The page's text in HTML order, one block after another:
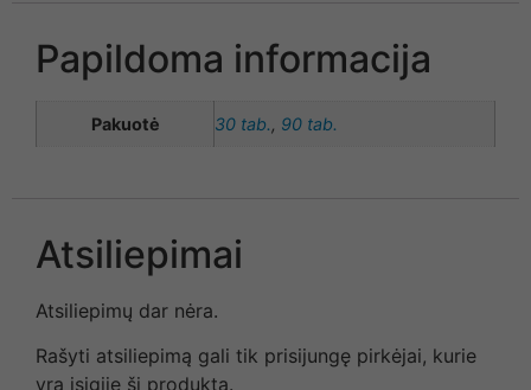
Papildoma informacija
Pakuotė 30 tab., 90 tab.
Atsiliepimai
Atsiliepimų dar nėra.
Rašyti atsiliepimą gali tik prisijungę pirkėjai, kurie
yra įsigiję šį produktą.